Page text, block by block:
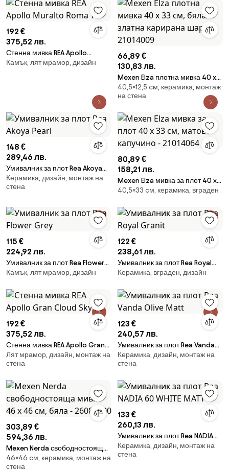
192 €
375,52 лв.
Стенна мивка REA Apollo
Muralto Roma 70
Камък, лят мрамор, дизайн
66,89 €
130,83 лв.
Mexen Elza плотна мивка 40 x
33 см, бяла/златна карирана
шарка - 21014009
40,5×12,5 cм, керамика, монтаж
на стена
148 €
289,46 лв.
Умивалник за плот Rea Akoya
Pearl
Керамика, дизайн, монтаж на
стена
80,89 €
158,21 лв.
Mexen Elza мивка за плот 40 х
33 см, матово капучино -
40,5×33 cм, керамика, вграден
115 €
224,92 лв.
Умивалник за плот Rea Flower
Grey
Камък, лят мрамор, дизайн
122 €
238,61 лв.
Умивалник за плот Rea Royal
Granit
Керамика, вграден, дизайн
192 €
375,52 лв.
Стенна мивка REA Apollo Gran
Cloud Sky 70
Лят мрамор, дизайн, монтаж на
стена
123 €
240,57 лв.
Умивалник за плот Rea Vanda
Olive Matt
Керамика, дизайн, монтаж на
стена
303,89 €
594,36 лв.
Mexen Nerda свободностояща
мивка 46 x 46 см, бяла -
26084600
46×46 cм, керамика, монтаж на
стена
133 €
260,13 лв.
Умивалник за плот Rea NADIA
60 WHITE MATT
Керамика, дизайн, монтаж на
стена